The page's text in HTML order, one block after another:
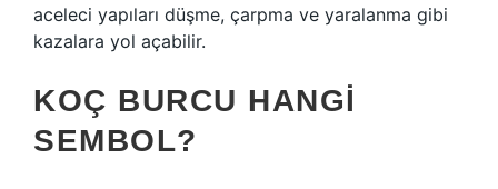
aceleci yapıları düşme, çarpma ve yaralanma gibi
kazalara yol açabilir.
KOÇ BURCU HANGI
SEMBOL?